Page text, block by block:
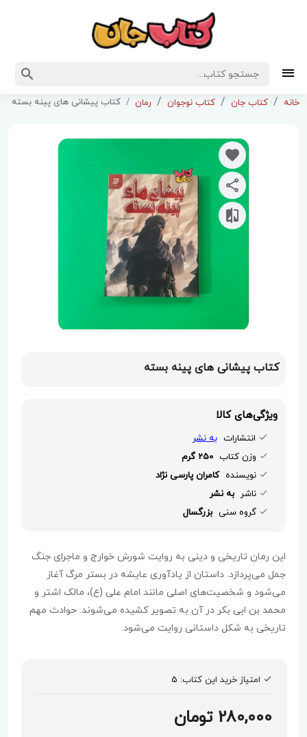
خانه کتاب جان کتاب نوجوان رمان کتاب پیشانی های پینه بسته
کتاب پیشانی های پینه بسته
ویژگی‌های کالا
انتشارات به نشر
وزن کتاب 250 گرم
نویسنده کامران پارسی نژاد
ناشر به نشر
گروه سنی بزرگسال
این رمان تاریخی و دینی به روایت شورش خوارج و ماجرای جنگ
جمل می‌پردازد. داستان از یادآوری عایشه در بستر مرگ آغاز
می‌شود و شخصیت‌های اصلی مانند امام علی (ع)، مالک اشتر و
محمد بن ابی بکر در آن به تصویر کشیده می‌شوند. حوادث مهم
تاریخی به شکل داستانی روایت می‌شود.
امتیاز خرید این کتاب: 5
280,000 تومان